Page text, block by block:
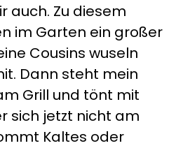
auch. Zu diesem
im Garten ein großer
Cousins wuseln
Dann steht mein
Grill und tönt mit
sich jetzt nicht am
Kaltes oder